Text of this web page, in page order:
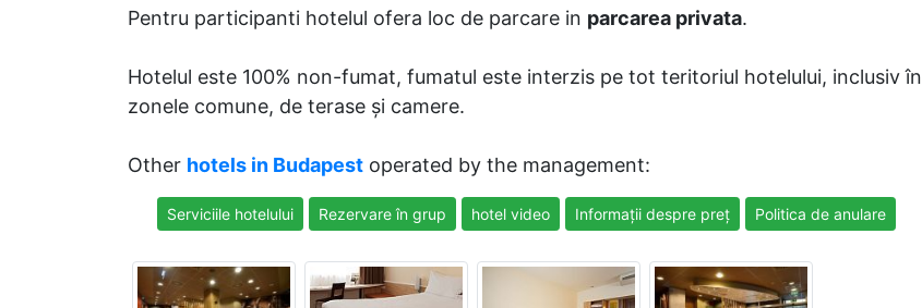
Pentru participanti hotelul ofera loc de parcare in parcarea privata.
Hotelul este 100% non-fumat, fumatul este interzis pe tot teritoriul hotelului, inclusiv în
zonele comune, de terase și camere.
Other hotels in Budapest operated by the management:
Serviciile hotelului Rezervare în grup hotel video Informații despre preț Politica de anulare